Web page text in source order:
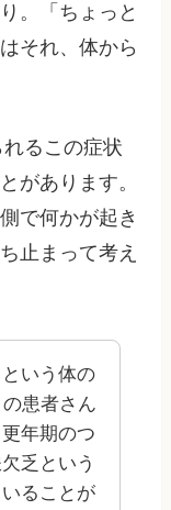
。「ちょっと
それ、体から
るこの症状
があります。
で何かが起き
止まって考え
という体の
患者さん
年期のつ
乏という
ることが